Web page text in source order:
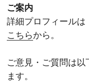
ご案内
詳細プロフィールは
こちらから。
ご意見・ご質問は
ます。